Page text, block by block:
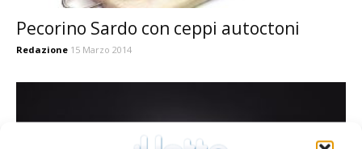
Pecorino Sardo con ceppi autoctoni
Redazione 15 Marzo 2014